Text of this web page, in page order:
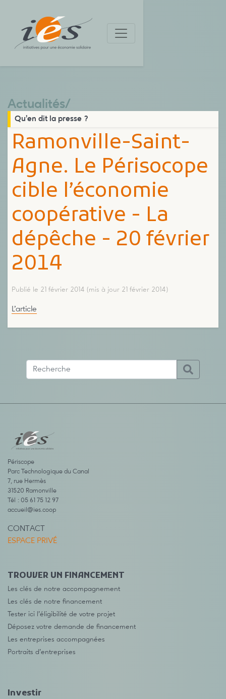
Ramonville-Saint-
Agne. Le Périsocope
cible l’économie
coopérative - La
dépêche - 20 février
2014
Publié le 21 février 2014 (mis à jour 21 février 2014)
L’article
Actualités/
Qu’en dit la presse ?
Périscope
Parc Technologique du Canal
7, rue Hermès
31520 Ramonville
Tél : 05 61 75 12 97
accueil@ies.coop
CONTACT
ESPACE PRIVÉ
TROUVER UN FINANCEMENT
Les clés de notre accompagnement
Les clés de notre financement
Tester ici l’éligibilité de votre projet
Déposez votre demande de financement
Les entreprises accompagnées
Portraits d’entreprises
Investir